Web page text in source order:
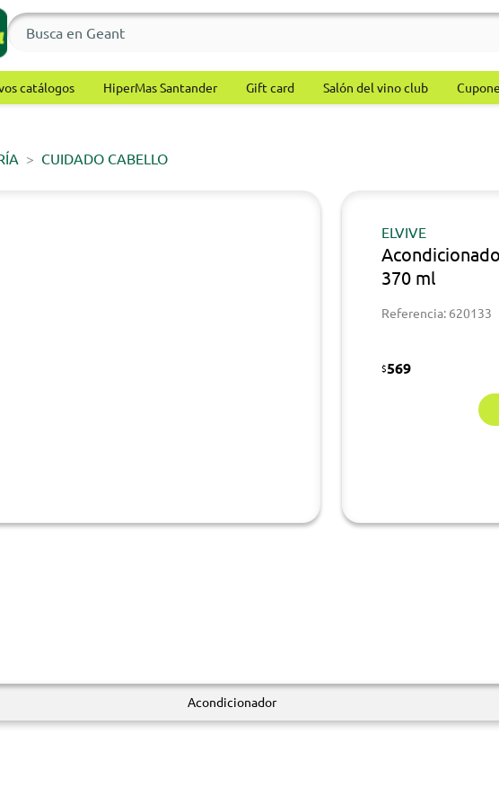
catálogos HiperMas Santander Gift card Salón del vino club
CUIDADO CABELLO
ELVIVE
370 ml
Referencia: 620133
$569
Acondicionador